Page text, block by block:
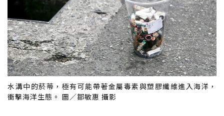
水溝中的菸蒂，極有可能帶著金屬毒素與塑膠纖維進入海洋，
衝擊海洋生態。 圖／鄒敏惠 攝影